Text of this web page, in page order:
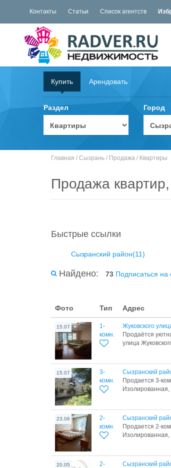
Контакты Статьи Список агентств
Купить Арендовать
Раздел Город
Главная / Сызрань / Продажа / Квартиры
Продажа
Быстрые ссылки
Сызранский район(11)
Найдено: 73 Подписаться на
Фото Тип Адрес
15.07
1-
комн.
Жуковского
Продаётся
улица
15.07
3-
комн.
Сызранский
Продается 3-
Изолированная,
23.06
2-
комн.
Сызранский
Продается 2-
20.05
2-
Сызранский